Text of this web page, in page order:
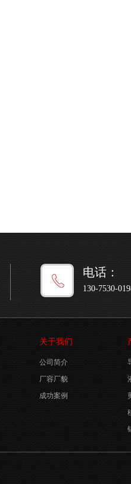
电话：
130-7530-
关于我们
公司简介
厂容厂貌
成功案例